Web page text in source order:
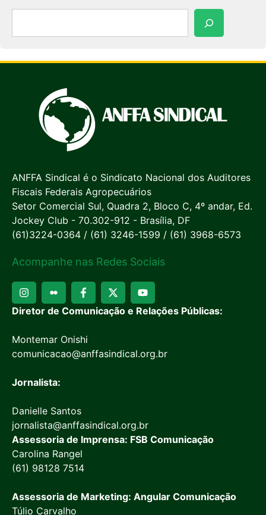
ANFFA Sindical é o Sindicato Nacional dos Auditores
Fiscais Federais Agropecuários
Setor Comercial Sul, Quadra 2, Bloco C, 4º andar, Ed.
Jockey Club - 70.302-912 - Brasília, DF
(61)3224-0364 / (61) 3246-1599 / (61) 3968-6573
Acompanhe nas Redes Sociais
Diretor de Comunicação e Relações Públicas:
Montemar Onishi
comunicacao@anffasindical.org.br
Jornalista:
Danielle Santos
jornalista@anffasindical.org.br
Assessoria de Imprensa: FSB Comunicação
Carolina Rangel
(61) 98128 7514
Assessoria de Marketing: Angular Comunicação
Túlio Carvalho